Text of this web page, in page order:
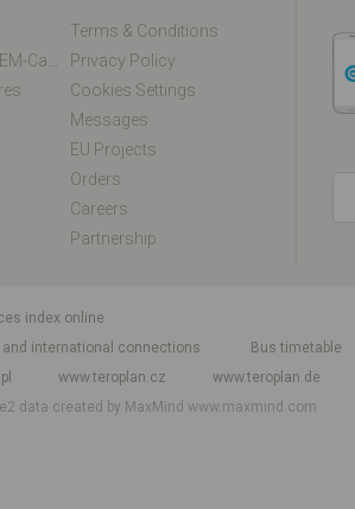
Terms & Conditions
Privacy Policy
Cookies Settings
Messages
EU Projects
Orders
Careers
Partnership
index online
international connections
Bus timetable
www.teroplan.cz
www.teroplan.de
data created by MaxMindwww.maxmind.com